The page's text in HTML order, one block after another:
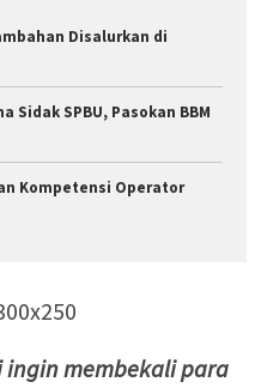
Disalurkan di
Sidak SPBU, Pasokan BBM
Kompetensi Operator
ingin membekali para